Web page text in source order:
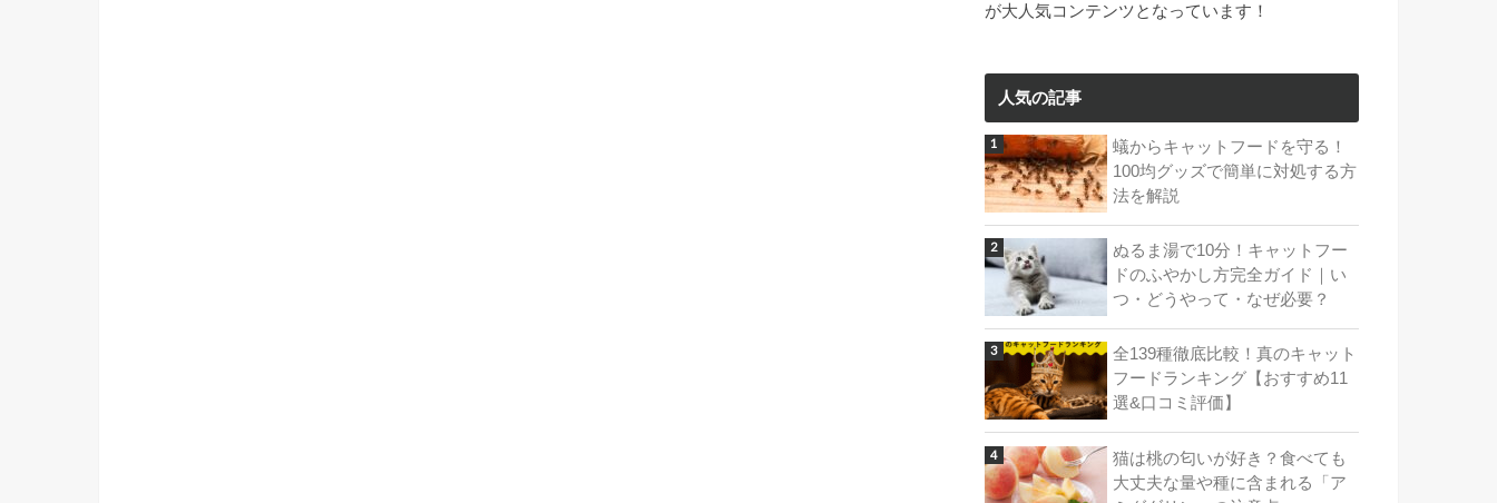
が大人気コンテンツとなっています！
人気の記事
蟻からキャットフードを守る！
100均グッズで簡単に対処する方
法を解説
ぬるま湯で10分！キャットフー
ドのふやかし方完全ガイド｜い
つ・どうやって・なぜ必要？
全139種徹底比較！真のキャット
フードランキング【おすすめ11
選&口コミ評価】
猫は桃の匂いが好き？食べても
大丈夫な量や種に含まれる「ア